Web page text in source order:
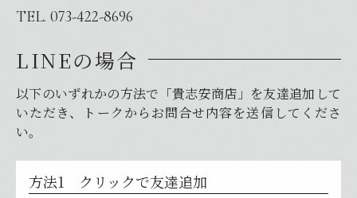
TEL. 073-422-8696
LINEの場合
以下のいずれかの方法で「貴志安商店」を友達追加して
いただき、トークからお問合せ内容を送信してくださ
い。
方法1 クリックで友達追加